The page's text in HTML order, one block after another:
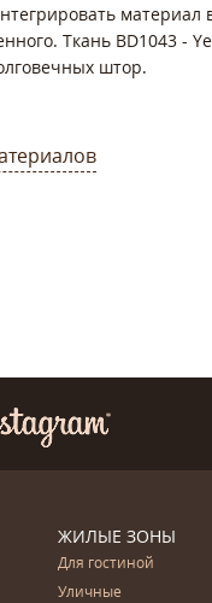
материал
Ткань BD1043 -
штор.
ЖИЛЫЕ ЗОНЫ
Для гостиной
Уличные